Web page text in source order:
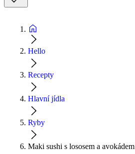
Hello
Recepty
Hlavní jídla
Ryby
Maki sushi s lososem a avokádem